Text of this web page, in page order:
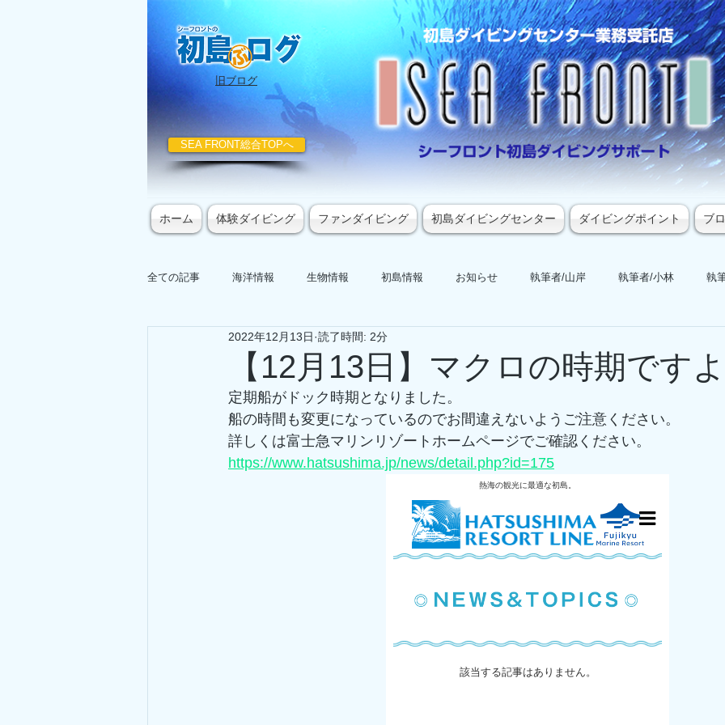
SEA FRONT総合TOPへ
​旧ブログ
ホーム 体験ダイビング ファンダイビング 初島ダイビングセンター ダイビングポイント ブ
全ての記事 海洋情報 生物情報 初島情報 お知らせ 執筆者/山岸 執筆者/小林 執
【12月13日】マクロの時期です
2022年12月13日 読了時間: 2分
定期船がドック時期となりました。
船の時間も変更になっているのでお間違えないようご注意ください。
詳しくは富士急マリンリゾートホームページでご確認ください。
https://www.hatsushima.jp/news/detail.php?id=175